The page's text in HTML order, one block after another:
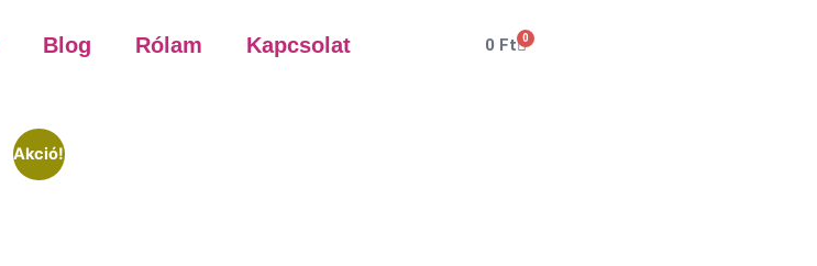
Blog Rólam Kapcsolat 0 Ft 0
Akció!